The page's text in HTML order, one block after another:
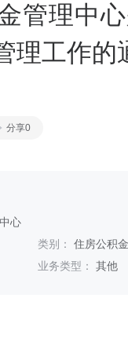
管理中
理工作的
分享0
心
类别：住房公积金
业务类型：其他